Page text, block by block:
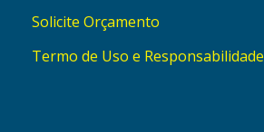
Solicite Orçamento
Termo de Uso e Responsabilidade